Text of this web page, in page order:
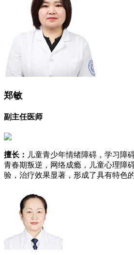
郑敏
副主任医师
擅长： 儿童青少年情绪障碍，学习障
青春期叛逆，网络成瘾，儿童心理障
验，治疗效果显著，形成了具有特色